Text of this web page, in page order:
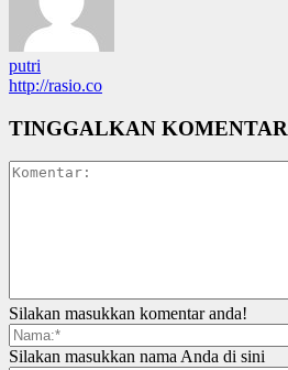
putri
http://rasio.co
TINGGALKAN KOMENTAR
Silakan masukkan komentar anda!
Silakan masukkan nama Anda di sini